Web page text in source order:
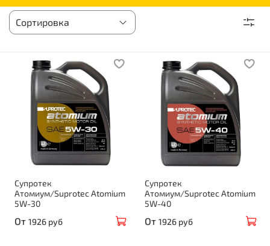
Супротек
Атомиум/Suprotec Atomium
5W-30
От 1926 руб
Супротек
Атомиум/Suprotec Atomium
5W-40
От 1926 руб